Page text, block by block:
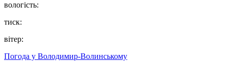
вологість:
тиск:
вітер:
Погода у Володимир-Волинському